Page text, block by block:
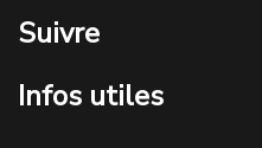
Suivre
Infos utiles